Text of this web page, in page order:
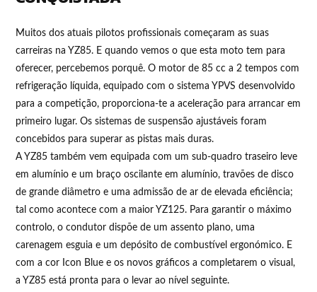
Muitos dos atuais pilotos profissionais começaram as suas
carreiras na YZ85. E quando vemos o que esta moto tem para
oferecer, percebemos porquê. O motor de 85 cc a 2 tempos com
refrigeração líquida, equipado com o sistema YPVS desenvolvido
para a competição, proporciona-te a aceleração para arrancar em
primeiro lugar. Os sistemas de suspensão ajustáveis foram
concebidos para superar as pistas mais duras.
A YZ85 também vem equipada com um sub-quadro traseiro leve
em alumínio e um braço oscilante em alumínio, travões de disco
de grande diâmetro e uma admissão de ar de elevada eficiência;
tal como acontece com a maior YZ125. Para garantir o máximo
controlo, o condutor dispõe de um assento plano, uma
carenagem esguia e um depósito de combustível ergonómico. E
com a cor Icon Blue e os novos gráficos a completarem o visual,
a YZ85 está pronta para o levar ao nível seguinte.